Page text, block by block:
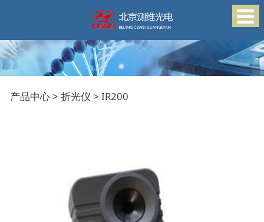
IR200
产品中心> 折光仪 > IR200